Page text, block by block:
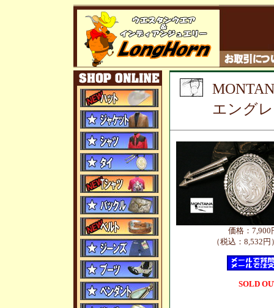
エング
価格：7,900
（税込：8,532円
SOLD